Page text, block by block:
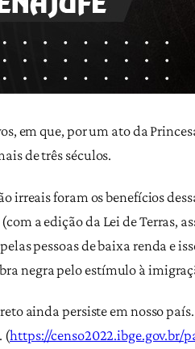
em que, por um ato da
de três séculos.
irreais foram os benefícios
a edição da Lei de Terras,
pessoas de baixa renda e
negra pelo estímulo à
ainda persiste em nosso
(https://censo2022.ibge.gov.br/